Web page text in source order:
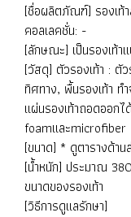
[ชื่อผลิตภัณฑ์] รองเท้
คอลเลคชั่น: -
[ลักษณะ] เป็นรองเท้า
[วัสดุ] ตัวรองเท้า : ตัว
ทิศทาง, พื้นรองเท้า ท
แผ่นรองเท้าถอดออก
foamและmicrofiber
[ขนาด] * ดูตารางด้าน
[น้ำหนัก] ประมาณ
ขนาดของรองเท้า
[วิธีการดูแลรักษา]